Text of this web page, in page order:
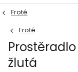
Froté
Froté
Prostěradlo
žlutá